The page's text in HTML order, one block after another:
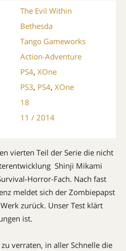
The Evil Within
Bethesda
Tango Gameworks
Action-Adventure
PS4, XOne
PS3, PS4, XOne
18
11 / 2014
vierten Teil der Serie die nicht
 Shinji Mikami
Horror-Fach. Nach fast
meldet sich der Zombiepapst
zurück. Unser Test klärt
ist.
verraten, in aller Schnelle die